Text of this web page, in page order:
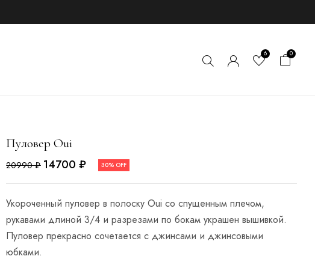
6 0
Пуловер Oui
20990₽ 14700₽ 30% OFF
Укороченный пуловер в полоску Oui со спущенным плечом,
рукавами длиной 3/4 и разрезами по бокам украшен вышивкой.
Пуловер прекрасно сочетается с джинсами и джинсовыми
юбками.